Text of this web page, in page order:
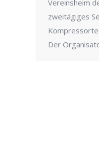
Vereinsheim
zweitägiges
Der